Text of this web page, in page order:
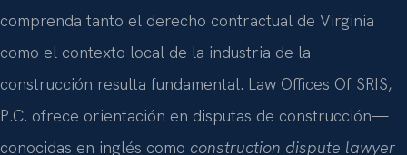
comprenda tanto el derecho contractual de Virginia
como el contexto local de la industria de la
construcción resulta fundamental. Law Offices Of SRIS,
P.C. ofrece orientación en disputas de construcción—
conocidas en inglés como construction dispute lawyer